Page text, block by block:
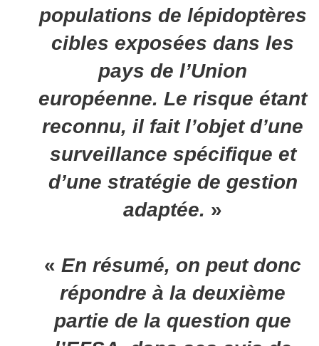
populations de lépidoptères
cibles exposées dans les
pays de l’Union
européenne. Le risque étant
reconnu, il fait l’objet d’une
surveillance spécifique et
d’une stratégie de gestion
adaptée. »
«En résumé, on peut donc
répondre à la deuxième
partie de la question que